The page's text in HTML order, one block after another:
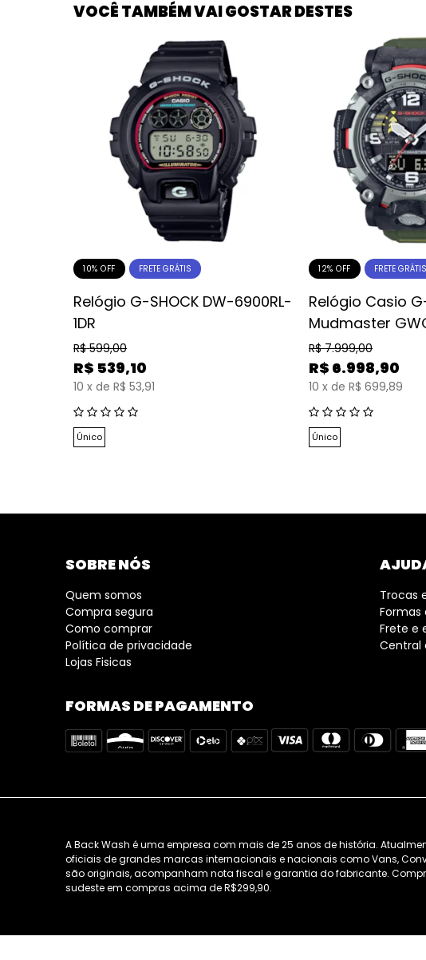
VOCÊ TAMBÉM VAI GOSTAR DESTES
10% OFF FRETE GRÁTIS
Relógio G-SHOCK DW-6900RL-
1DR
R$ 599,00
R$ 539,10
10 x de R$ 53,91
Único
12% OFF FRETE GRÁTIS
Relógio Casio
Mudmaster
R$ 7.999,00
R$ 6.998,90
10 x de R$ 699,89
Único
SOBRE NÓS
Quem somos
Compra segura
Como comprar
Política de privacidade
Lojas Fisicas
Trocas
Frete e
Central
FORMAS DE PAGAMENTO
A Back Wash é uma empresa com mais de 25 anos de história.
oficiais de grandes marcas internacionais e nacionais como Vans,
são originais, acompanham nota fiscal e garantia do fabricante.
sudeste em compras acima de R$299,90.